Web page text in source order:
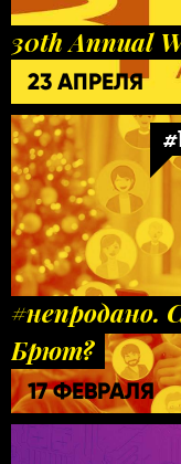
30th Annual
23 АПРЕЛЯ
#непродано.
Брют?
17 ФЕВРАЛЯ